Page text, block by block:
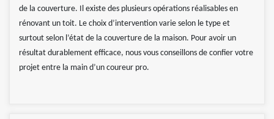
de la couverture. Il existe des plusieurs opérations réalisables en
rénovant un toit. Le choix d’intervention varie selon le type et
surtout selon l’état de la couverture de la maison. Pour avoir un
résultat durablement efficace, nous vous conseillons de confier votre
projet entre la main d’un coureur pro.